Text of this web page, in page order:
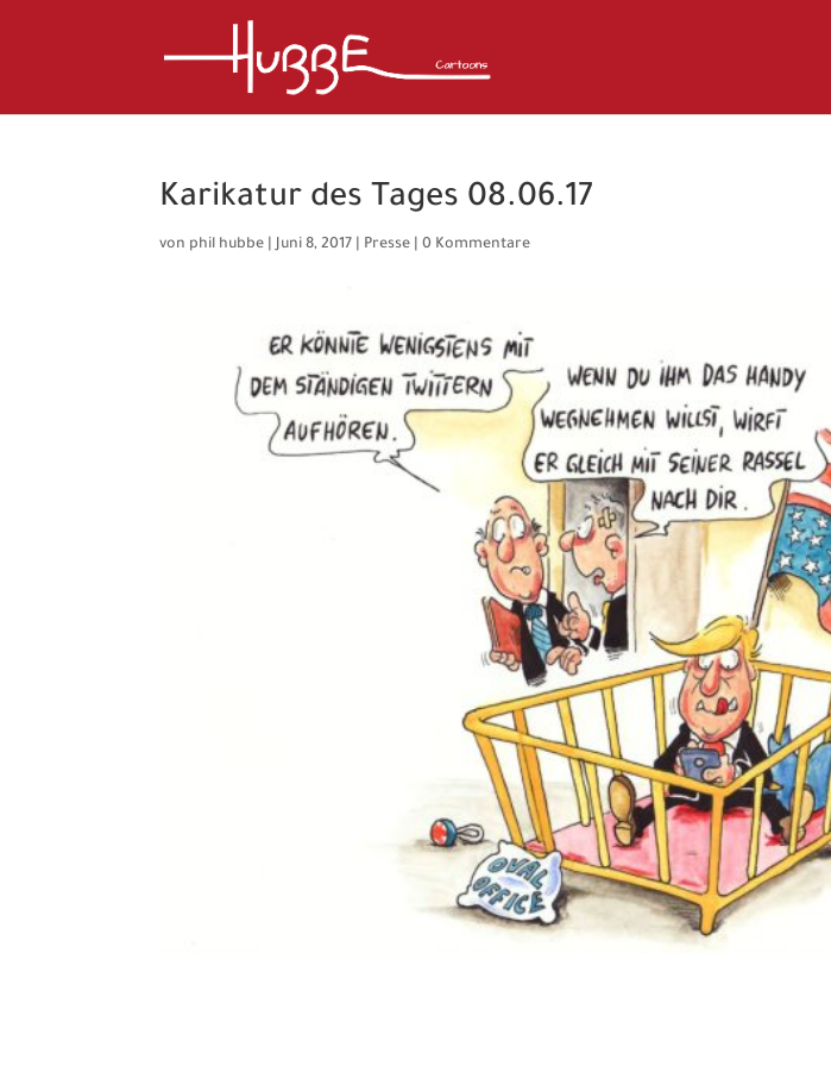
Karikatur des Tages 08.06.17
von phil hubbe |Juni 8, 2017 Presse |0 Kommentare